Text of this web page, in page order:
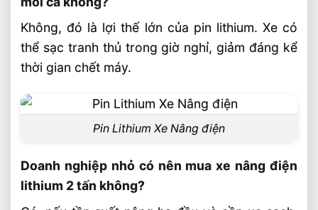
Không, đó là lợi thế lớn của pin lithium. Xe có
thể sạc tranh thủ trong giờ nghỉ, giảm đáng kể
thời gian chết máy.
Pin Lithium Xe Nâng điện
Doanh nghiệp nhỏ có nên mua xe nâng điện
lithium 2 tấn không?